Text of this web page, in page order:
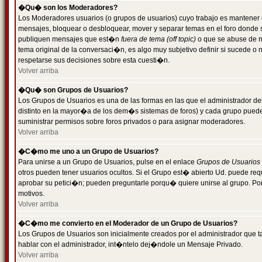
�Qu� son los Moderadores?
Los Moderadores usuarios (o grupos de usuarios) cuyo trabajo es
mensajes, bloquear o desbloquear, mover y separar temas en el foro
publiquen mensajes que est�n fuera de tema (off topic) o que se abuse de
tema original de la conversaci�n, es algo muy subjetivo definir si sucede
respetarse sus decisiones sobre esta cuesti�n.
Volver arriba
�Qu� son Grupos de Usuarios?
Los Grupos de Usuarios es una de las formas en las que el administrador
distinto en la mayor�a de los dem�s sistemas de foros) y cada grupo
suministrar permisos sobre foros privados o para asignar moderadores.
Volver arriba
�C�mo me uno a un Grupo de Usuarios?
Para unirse a un Grupo de Usuarios, pulse en el enlace Grupos de Usuarios
otros pueden tener usuarios ocultos. Si el Grupo est� abierto Ud. puede
aprobar su petici�n; pueden preguntarle porqu� quiere unirse al grupo.
motivos.
Volver arriba
�C�mo me convierto en el Moderador de un Grupo de Usuarios?
Los Grupos de Usuarios son inicialmente creados por el administrador
hablar con el administrador, int�ntelo dej�ndole un Mensaje Privado.
Volver arriba